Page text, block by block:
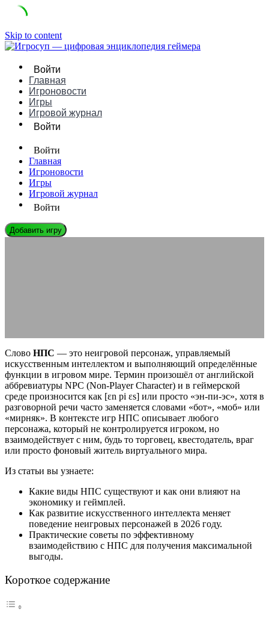
Skip to content
Войти
Главная
Игроновости
Игры
Игровой журнал
Войти
Войти
Главная
Игроновости
Игры
Игровой журнал
Войти
Добавить игру
Слово НПС — это неигровой персонаж, управляемый
искусственным интеллектом и выполняющий определённые
функции в игровом мире. Термин произошёл от английской
аббревиатуры NPC (Non-Player Character) и в геймерской
среде произносится как [ɛn pi ɛs] или просто «эн-пи-эс», хотя в
разговорной речи часто заменяется словами «бот», «моб» или
«мирняк». В контексте игр НПС описывает любого
персонажа, который не контролируется игроком, но
взаимодействует с ним, будь то торговец, квестодатель, враг
или просто фоновый житель виртуального мира.
Из статьи вы узнаете:
Какие виды НПС существуют и как они влияют на
экономику и геймплей.
Как развитие искусственного интеллекта меняет
поведение неигровых персонажей в 2026 году.
Практические советы по эффективному
взаимодействию с НПС для получения максимальной
выгоды.
Короткое содержание